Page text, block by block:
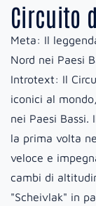
Circuito
Meta: Il
Nord nei Paesi
Introtext: Il
iconici al
nei Paesi
la prima volta
veloce e
cambi di
"Scheivlak" in